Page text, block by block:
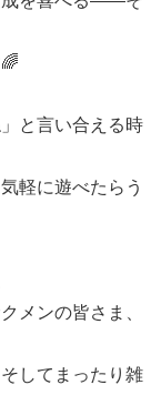
と言い合える時
軽に遊べたらう
メンの皆さま、
してまったり雑